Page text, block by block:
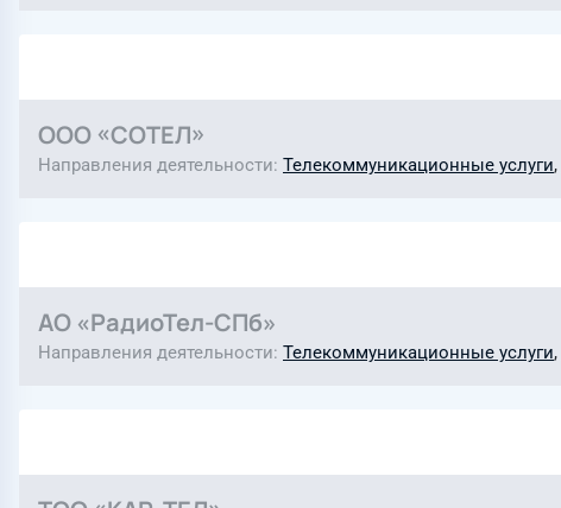
ООО «СОТЕЛ»
Направления деятельности Телекоммуникационные услуги,
АО «РадиоТел-СПб»
Направления деятельности Телекоммуникационные услуги,